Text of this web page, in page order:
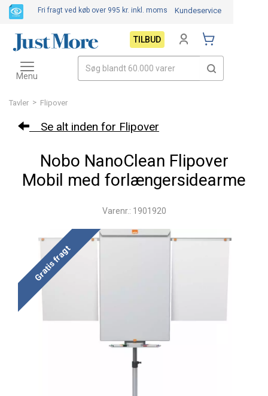
Tavler > Flipover
Se alt inden for Flipover
Nobo NanoClean Flipover
Mobil med forlængersidearme
Varenr.: 1901920
Gratis fragt
Fri fragt ved køb over 995 kr. inkl. moms Kundeservice
TILBUD
Toggle
navigation
Menu